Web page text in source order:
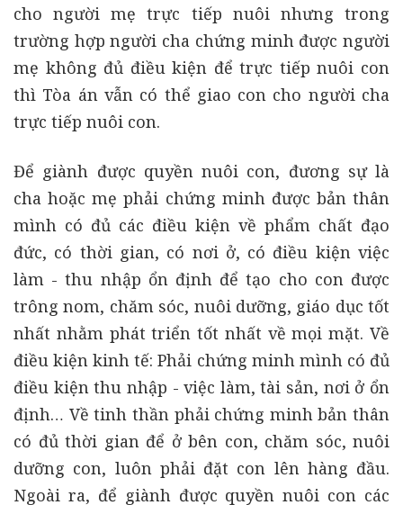
cho người mẹ trực tiếp nuôi nhưng trong
trường hợp người cha chứng minh được người
mẹ không đủ điều kiện để trực tiếp nuôi con
thì Tòa án vẫn có thể giao con cho người cha
trực tiếp nuôi con.
Để giành được quyền nuôi con, đương sự là
cha hoặc mẹ phải chứng minh được bản thân
mình có đủ các điều kiện về phẩm chất đạo
đức, có thời gian, có nơi ở, có điều kiện việc
làm - thu nhập ổn định để tạo cho con được
trông nom, chăm sóc, nuôi dưỡng, giáo dục tốt
nhất nhằm phát triển tốt nhất về mọi mặt. Về
điều kiện kinh tế: Phải chứng minh mình có đủ
điều kiện thu nhập - việc làm, tài sản, nơi ở ổn
định… Về tinh thần phải chứng minh bản thân
có đủ thời gian để ở bên con, chăm sóc, nuôi
dưỡng con, luôn phải đặt con lên hàng đầu.
Ngoài ra, để giành được quyền nuôi con các